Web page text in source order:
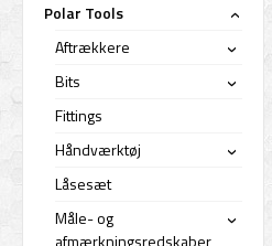
Polar Tools ›
Aftrækkere ›
Bits ›
Fittings
Håndværktøj
›
Låsesæt
Måle- og
afmærkningsredskaber
›